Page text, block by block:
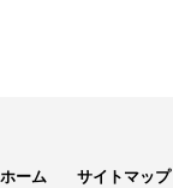
ホーム サイトマップ